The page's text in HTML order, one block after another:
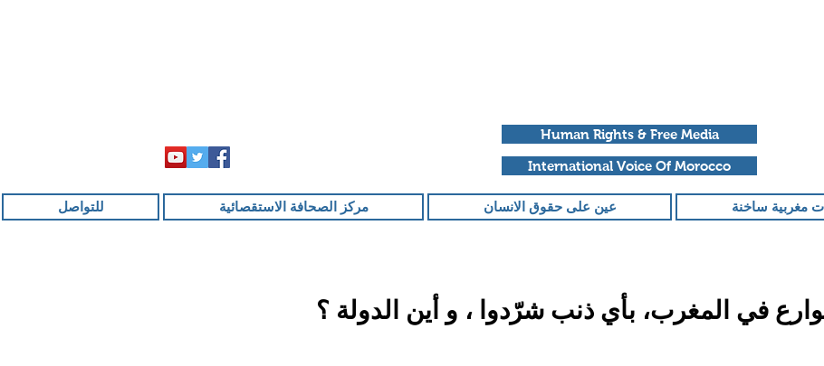
Human Rights & Free Media
International Voice Of Morocco
مغربية ساخنة عين على حقوق الانسان مركز الصحافة الاستقصائية للتواصل
في المغرب، بأي ذنب شرّدوا ، و أين الدولة ؟
رقمًا من أصل 5 نجوم.